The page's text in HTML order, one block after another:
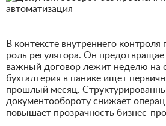
В контексте внутреннего
роль регулятора. Он
важный договор лежит неделю на
бухгалтерия в панике ищет
прошлый месяц.
документообороту снижает
повышает прозрачность бизнес-